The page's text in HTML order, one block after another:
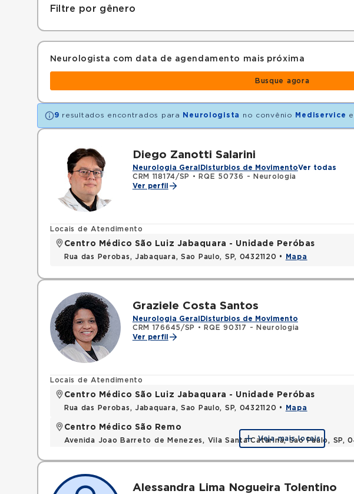
Filtre por gênero
Neurologista com data de agendamento mais próxima
Busque agora
9 resultados encontrados para Neurologista no convênio Mediservice
Diego Zanotti Salarini
Neurologia Geral Disturbios de MovimentoVer todas
CRM 118174/SP
•
RQE 50736 - Neurologia
Ver perfil
Locais de Atendimento
Centro Médico São Luiz Jabaquara - Unidade Peróbas
Rua das Perobas, Jabaquara, Sao Paulo, SP, 04321120 • Mapa
Graziele Costa Santos
Neurologia Geral Disturbios de Movimento
CRM 176645/SP
•
RQE 90317 - Neurologia
Ver perfil
Locais de Atendimento
Centro Médico São Luiz Jabaquara - Unidade Peróbas
Rua das Perobas, Jabaquara, Sao Paulo, SP, 04321120 • Mapa
Centro Médico São Remo
Avenida Joao Barreto de Menezes, Vila Santa Catarina, Sao Paulo, SP,
Veja mais locais
Alessandra Lima Nogueira Tolentino